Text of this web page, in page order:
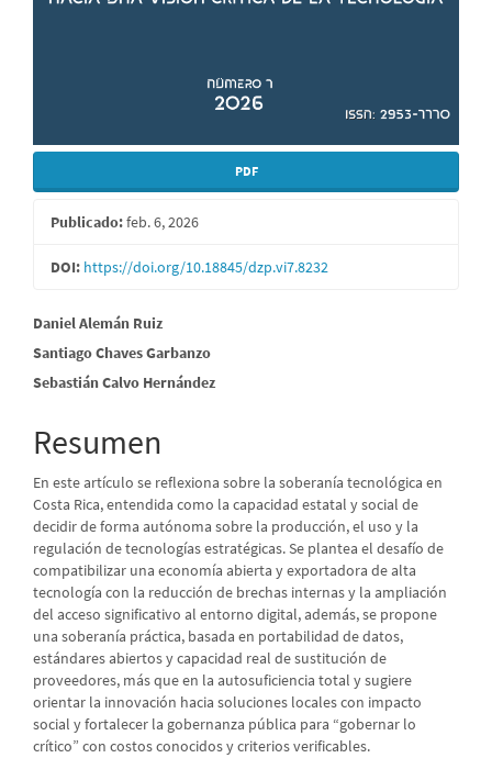
PDF
Publicado:feb. 6, 2026
DOI: https://doi.org/10.18845/dzp.vi7.8232
Contenido
principal
del
artículo
Daniel Alemán Ruiz
Santiago Chaves Garbanzo
Sebastián Calvo Hernández
Resumen
En este artículo se reflexiona sobre la soberanía tecnológica en
Costa Rica, entendida como la capacidad estatal y social de
decidir de forma autónoma sobre la producción, el uso y la
regulación de tecnologías estratégicas. Se plantea el desafío de
compatibilizar una economía abierta y exportadora de alta
tecnología con la reducción de brechas internas y la ampliación
del acceso significativo al entorno digital, además, se propone
una soberanía práctica, basada en portabilidad de datos,
estándares abiertos y capacidad real de sustitución de
proveedores, más que en la autosuficiencia total y sugiere
orientar la innovación hacia soluciones locales con impacto
social y fortalecer la gobernanza pública para “gobernar lo
crítico” con costos conocidos y criterios verificables.